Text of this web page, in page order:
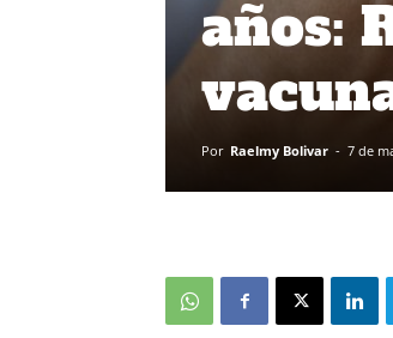
años:
Por Raelmy Bolivar - 7 de